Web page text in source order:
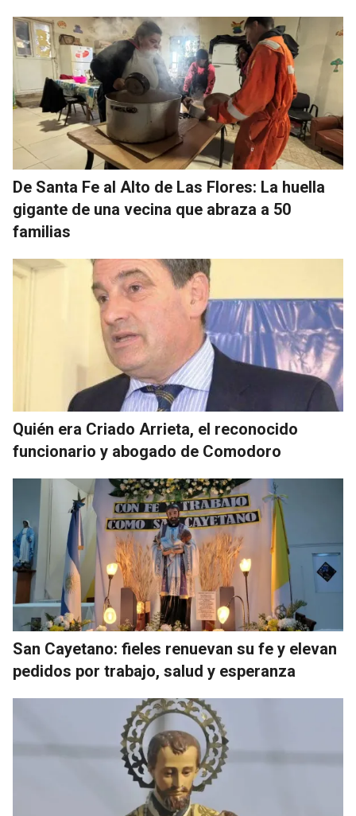
De Santa Fe al Alto de Las Flores: La huella
gigante de una vecina que abraza a 50
familias
Quién era Criado Arrieta, el reconocido
funcionario y abogado de Comodoro
San Cayetano: fieles renuevan su fe y elevan
pedidos por trabajo, salud y esperanza